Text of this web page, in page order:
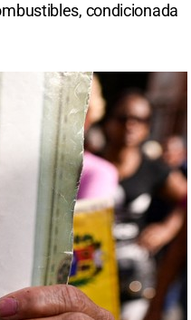
condicionada